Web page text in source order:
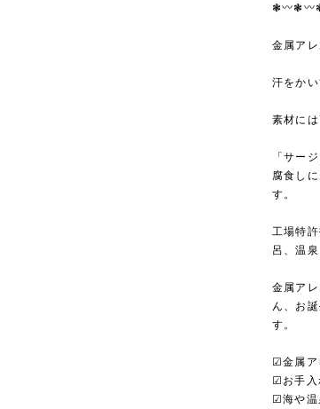
❃〰︎❃〰︎
金属ア
汗をかい
素材に
「サー
腐食し
す。
工場特
呂、温
金属ア
ん、お
す。
☑︎金属ア
☑︎お手入
☑︎海や温